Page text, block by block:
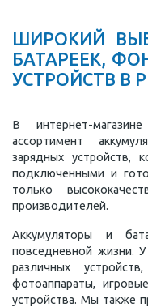
ШИРОКИЙ
БАТАРЕЕК,
УСТРОЙСТВ В
В интернет-
ассортимент
зарядных устройств,
подключенными и
только
производителей.
Аккумуляторы и
повседневной жизни.
различных
фотоаппараты,
устройства. Мы также